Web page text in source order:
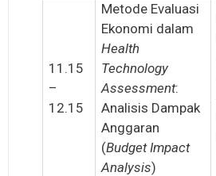
11.15
–
12.15
Metode Evaluasi
Ekonomi dalam
Health
Technology
Assessment:
Analisis Dampak
Anggaran
(Budget Impact
Analysis)